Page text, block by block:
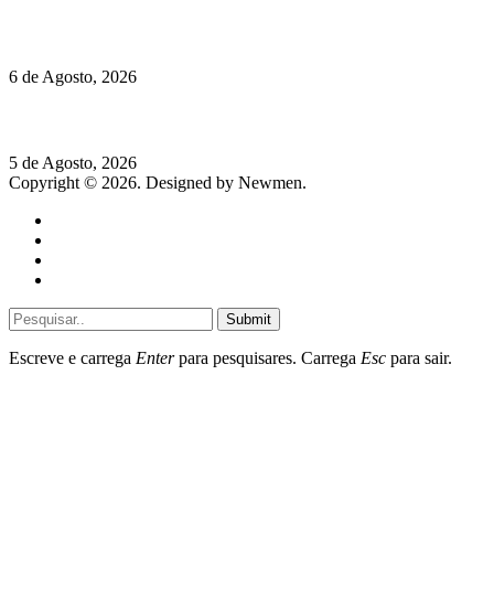
6 de Agosto, 2026
5 de Agosto, 2026
Copyright © 2026. Designed by Newmen.
Submit
Escreve e carrega Enterpara pesquisares. Carrega Esc para sair.